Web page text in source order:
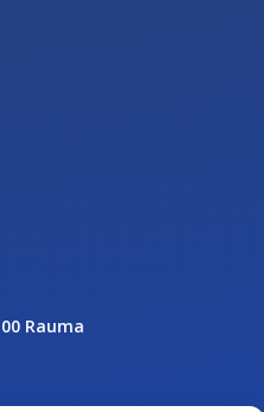
Rauma